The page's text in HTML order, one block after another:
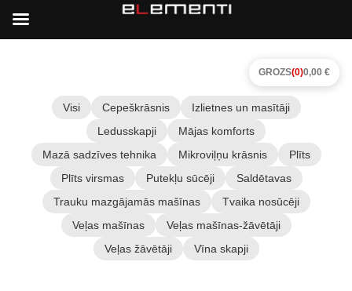
Visi Cepeškrāsnis
Izlietnes un masītāji
Ledusskapji
Mājas komforts
Mazā sadzīves tehnika
Mikroviļņu krāsnis
Plīts
Plīts virsmas
Putekļu sūcēji
Saldētavas
Trauku mazgājamās mašīnas
Tvaika nosūcēji
Veļas mašīnas
Veļas mašīnas-žāvētāji
Veļas žāvētāji
Vīna skapji
GROZS(0)0,00 €